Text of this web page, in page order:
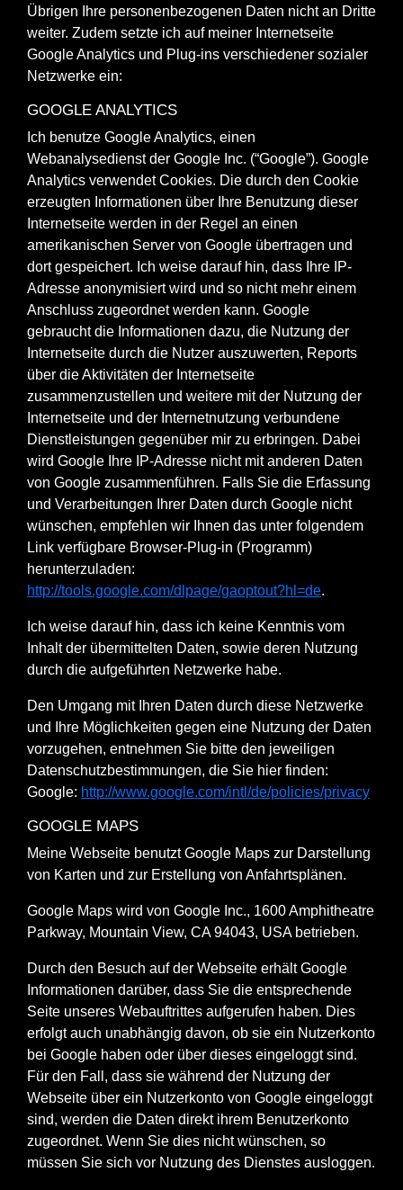
Übrigen Ihre personenbezogenen Daten nicht an Dritte
weiter. Zudem setzte ich auf meiner Internetseite
Google Analytics und Plug-ins verschiedener sozialer
Netzwerke ein:
GOOGLE ANALYTICS
Ich benutze Google Analytics, einen
Webanalysedienst der Google Inc. (“Google”). Google
Analytics verwendet Cookies. Die durch den Cookie
erzeugten Informationen über Ihre Benutzung dieser
Internetseite werden in der Regel an einen
amerikanischen Server von Google übertragen und
dort gespeichert. Ich weise darauf hin, dass Ihre IP-
Adresse anonymisiert wird und so nicht mehr einem
Anschluss zugeordnet werden kann. Google
gebraucht die Informationen dazu, die Nutzung der
Internetseite durch die Nutzer auszuwerten, Reports
über die Aktivitäten der Internetseite
zusammenzustellen und weitere mit der Nutzung der
Internetseite und der Internetnutzung verbundene
Dienstleistungen gegenüber mir zu erbringen. Dabei
wird Google Ihre IP-Adresse nicht mit anderen Daten
von Google zusammenführen. Falls Sie die Erfassung
und Verarbeitungen Ihrer Daten durch Google nicht
wünschen, empfehlen wir Ihnen das unter folgendem
Link verfügbare Browser-Plug-in (Programm)
herunterzuladen:
http://tools.google.com/dlpage/gaoptout?hl=de.
Ich weise darauf hin, dass ich keine Kenntnis vom
Inhalt der übermittelten Daten, sowie deren Nutzung
durch die aufgeführten Netzwerke habe.
Den Umgang mit Ihren Daten durch diese Netzwerke
und Ihre Möglichkeiten gegen eine Nutzung der Daten
vorzugehen, entnehmen Sie bitte den jeweiligen
Datenschutzbestimmungen, die Sie hier finden:
Google: http://www.google.com/intl/de/policies/privacy
GOOGLE MAPS
Meine Webseite benutzt Google Maps zur Darstellung
von Karten und zur Erstellung von Anfahrtsplänen.
Google Maps wird von Google Inc., 1600 Amphitheatre
Parkway, Mountain View, CA 94043, USA betrieben.
Durch den Besuch auf der Webseite erhält Google
Informationen darüber, dass Sie die entsprechende
Seite unseres Webauftrittes aufgerufen haben. Dies
erfolgt auch unabhängig davon, ob sie ein Nutzerkonto
bei Google haben oder über dieses eingeloggt sind.
Für den Fall, dass sie während der Nutzung der
Webseite über ein Nutzerkonto von Google eingeloggt
sind, werden die Daten direkt ihrem Benutzerkonto
zugeordnet. Wenn Sie dies nicht wünschen, so
müssen Sie sich vor Nutzung des Dienstes ausloggen.